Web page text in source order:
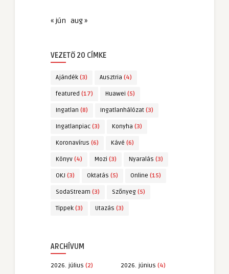
« jún aug »
VEZETŐ 20 CÍMKE
Ajándék (3) Ausztria (4)
featured (17) Huawei (5)
Ingatlan (8) Ingatlanhálózat (3)
Ingatlanpiac (3) Konyha (3)
Koronavírus (6) Kávé (6)
Könyv (4) Mozi (3) Nyaralás (3)
OKJ (3) Oktatás (5) Online (15)
SodaStream (3) Szőnyeg (5)
Tippek (3) Utazás (3)
ARCHÍVUM
2026. július (2) 2026. június (4)